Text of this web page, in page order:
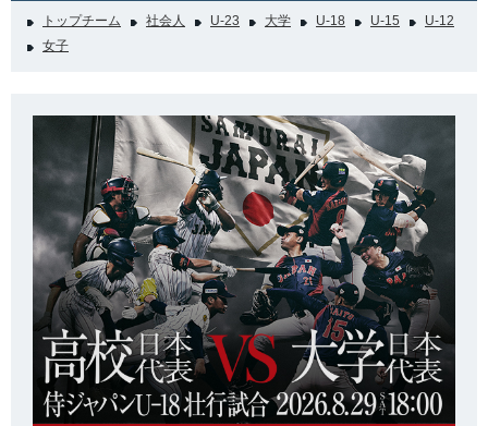
トップチーム 社会人 U-23 大学 U-18 U-15
U-12
女子